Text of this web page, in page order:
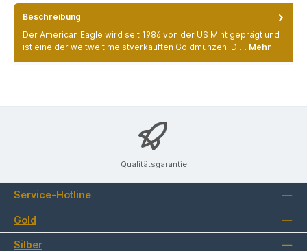
Beschreibung
Der American Eagle wird seit 1986 von der US Mint geprägt und
ist eine der weltweit meistverkauften Goldmünzen. Di… Mehr
Qualitätsgarantie
Service-Hotline
Gold
Silber